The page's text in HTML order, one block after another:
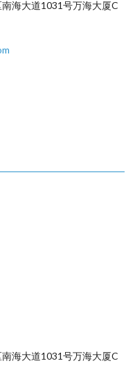
海大道1031号万海大厦C
海大道1031号万海大厦C